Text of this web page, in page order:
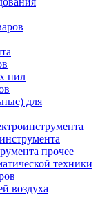
пил
для
прочее
техники
воздуха